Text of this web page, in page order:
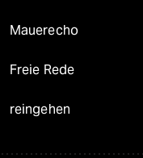
Mauerecho
Freie Rede
reingehen